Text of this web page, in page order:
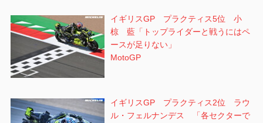
イギリスGP プラクティス5位 小
椋 藍「トップライダーと戦うにはペ
ースが足りない」
MotoGP
イギリスGP プラクティス2位 ラウ
ル・フェルナンデス 「各セクターで